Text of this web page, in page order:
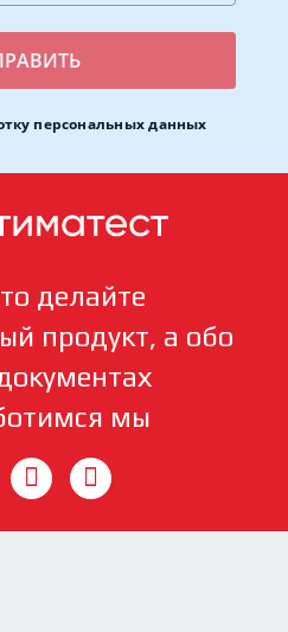
персональных данных
делайте
продукт, а обо
мы